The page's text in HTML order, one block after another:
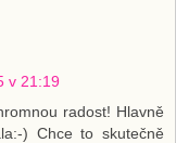
v 21:19
radost! Hlavně
) Chce to skutečně